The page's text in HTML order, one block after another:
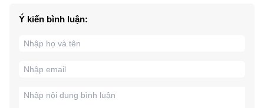
Ý kiến bình luận: